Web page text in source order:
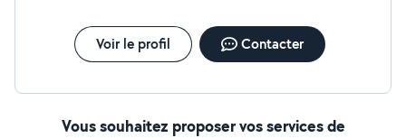
Voir le profil Contacter
Vous souhaitez proposer vos services de